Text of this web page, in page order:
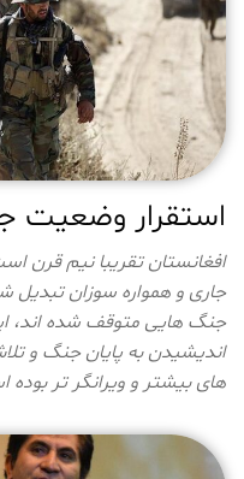
استقرار وضعیت
افغانستان تقریبا نیم
جاری و همواره سوزان
جنگ هایی متوقف شده اند،
اندیشیدن به پایان جنگ و
های بیشتر و ویرانگر تر